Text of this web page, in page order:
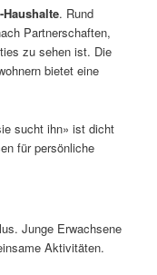
. Rund
Partnerschaften,
zu sehen ist. Die
bietet eine
sucht ihn» ist dicht
für persönliche
Junge Erwachsene
Aktivitäten.